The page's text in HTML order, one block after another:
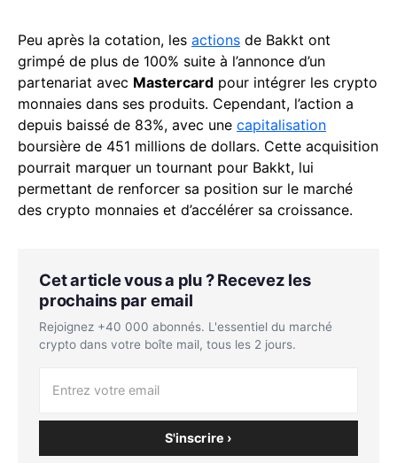
Peu après la cotation, les actions de Bakkt ont
grimpé de plus de 100% suite à l’annonce d’un
partenariat avec Mastercard pour intégrer les crypto
monnaies dans ses produits. Cependant, l’action a
depuis baissé de 83%, avec une capitalisation
boursière de 451 millions de dollars. Cette acquisition
pourrait marquer un tournant pour Bakkt, lui
permettant de renforcer sa position sur le marché
des crypto monnaies et d’accélérer sa croissance.
Cet article vous a plu ? Recevez les
prochains par email
Rejoignez +40 000 abonnés. L'essentiel du marché
crypto dans votre boîte mail, tous les 2 jours.
S'inscrire ›